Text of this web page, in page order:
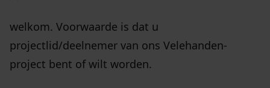
welkom. Voorwaarde is dat u
projectlid/deelnemer van ons Velehanden-
project bent of wilt worden.